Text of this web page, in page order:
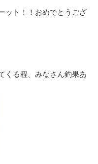
ット！！おめでとうござ
くる程、みなさん釣果あ